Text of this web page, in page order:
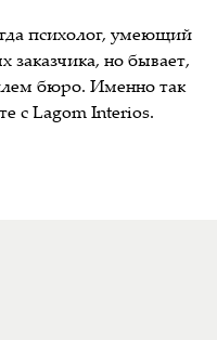
психолог, умеющий
заказчика, но бывает,
бюро. Именно так
с Lagom Interios.